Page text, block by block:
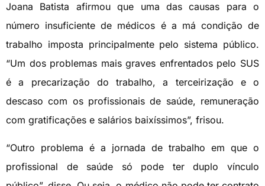
Joana Batista afirmou que uma das causas para o
número insuficiente de médicos é a má condição de
trabalho imposta principalmente pelo sistema público.
“Um dos problemas mais graves enfrentados pelo SUS
é a precarização do trabalho, a terceirização e o
descaso com os profissionais de saúde, remuneração
com gratificações e salários baixíssimos”, frisou.
“Outro problema é a jornada de trabalho em que o
profissional de saúde só pode ter duplo vínculo